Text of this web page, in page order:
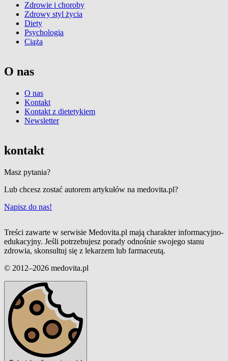
Zdrowie i choroby
Zdrowy styl życia
Diety
Psychologia
Ciąża
O nas
O nas
Kontakt
Kontakt z dietetykiem
Newsletter
kontakt
Masz pytania?
Lub chcesz zostać autorem artykułów na medovita.pl?
Napisz do nas!
Treści zawarte w serwisie Medovita.pl mają charakter informacyjno-
edukacyjny. Jeśli potrzebujesz porady odnośnie swojego stanu
zdrowia, skonsultuj się z lekarzem lub farmaceutą.
© 2012–2026 medovita.pl